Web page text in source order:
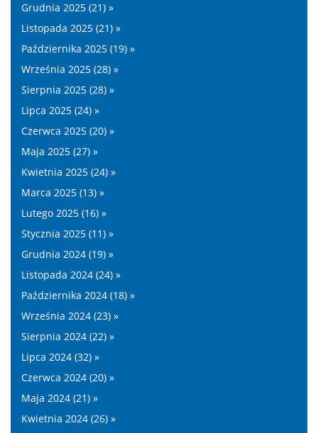
Grudnia 2025 (21) »
Listopada 2025 (21) »
Października 2025 (19) »
Września 2025 (28) »
Sierpnia 2025 (28) »
Lipca 2025 (24) »
Czerwca 2025 (20) »
Maja 2025 (27) »
Kwietnia 2025 (24) »
Marca 2025 (13) »
Lutego 2025 (16) »
Stycznia 2025 (11) »
Grudnia 2024 (19) »
Listopada 2024 (24) »
Października 2024 (18) »
Września 2024 (23) »
Sierpnia 2024 (22) »
Lipca 2024 (32) »
Czerwca 2024 (20) »
Maja 2024 (21) »
Kwietnia 2024 (26) »